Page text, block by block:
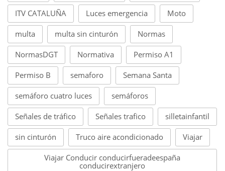
ITV CATALUÑA Luces emergencia Moto
multa multa sin cinturón Normas
NormasDGT Normativa Permiso A1
Permiso B semaforo Semana Santa
semáforo cuatro luces semáforos
Señales de tráfico Señales trafico silletainfantil
sin cinturón Truco aire acondicionado Viajar
Viajar Conducir conducirfueradeespaña
conducirextranjero